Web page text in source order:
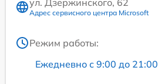
ул. Дзержинского, 62
Адрес сервисного центра Microsoft
Режим работы:
Ежедневно с 9:00 до 21:00